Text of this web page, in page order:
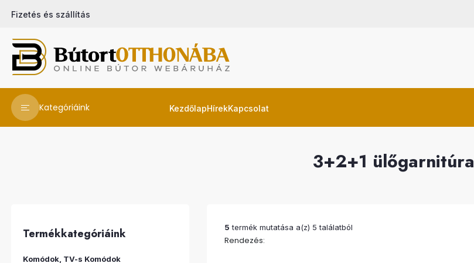
Fizetés és szállítás
Kategóriáink KezdőlapHírekKapcsolat
3+2+1 ülőgarnitúra
5 termék mutatása a(z) 5 találatból
Rendezés:
Termékkategóriáink
Komódok, TV-s Komódok